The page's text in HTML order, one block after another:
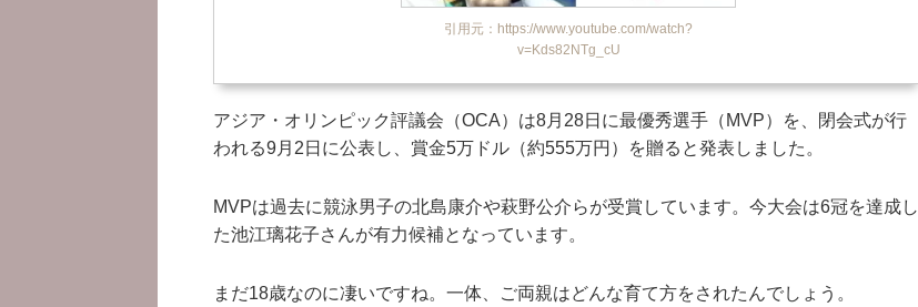
引用元：https://www.youtube.com/watch?
v=Kds82NTg_cU
アジア・オリンピック評議会（OCA）は8月28日に最優秀選手（MVP）を、閉会式が行
われる9月2日に公表し、賞金5万ドル（約555万円）を贈ると発表しました。
MVPは過去に競泳男子の北島康介や萩野公介らが受賞しています。今大会は6冠を達成し
た池江璃花子さんが有力候補となっています。
まだ18歳なのに凄いですね。一体、ご両親はどんな育て方をされたんでしょう。